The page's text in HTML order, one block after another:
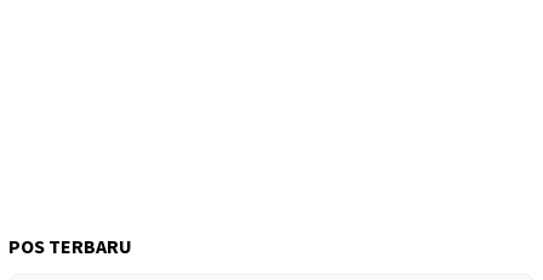
POS TERBARU